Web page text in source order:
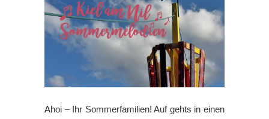
Ahoi – Ihr Sommerfamilien! Auf gehts in einen